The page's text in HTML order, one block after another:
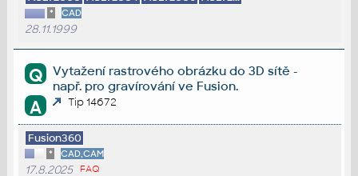
* CAD
28.11.1999
Q
Vytažení rastrového obrázku do 3D sítě -
např. pro gravírování ve Fusion.
A Tip 14672
Fusion360
* CAD,CAM
17.8.2025 FAQ